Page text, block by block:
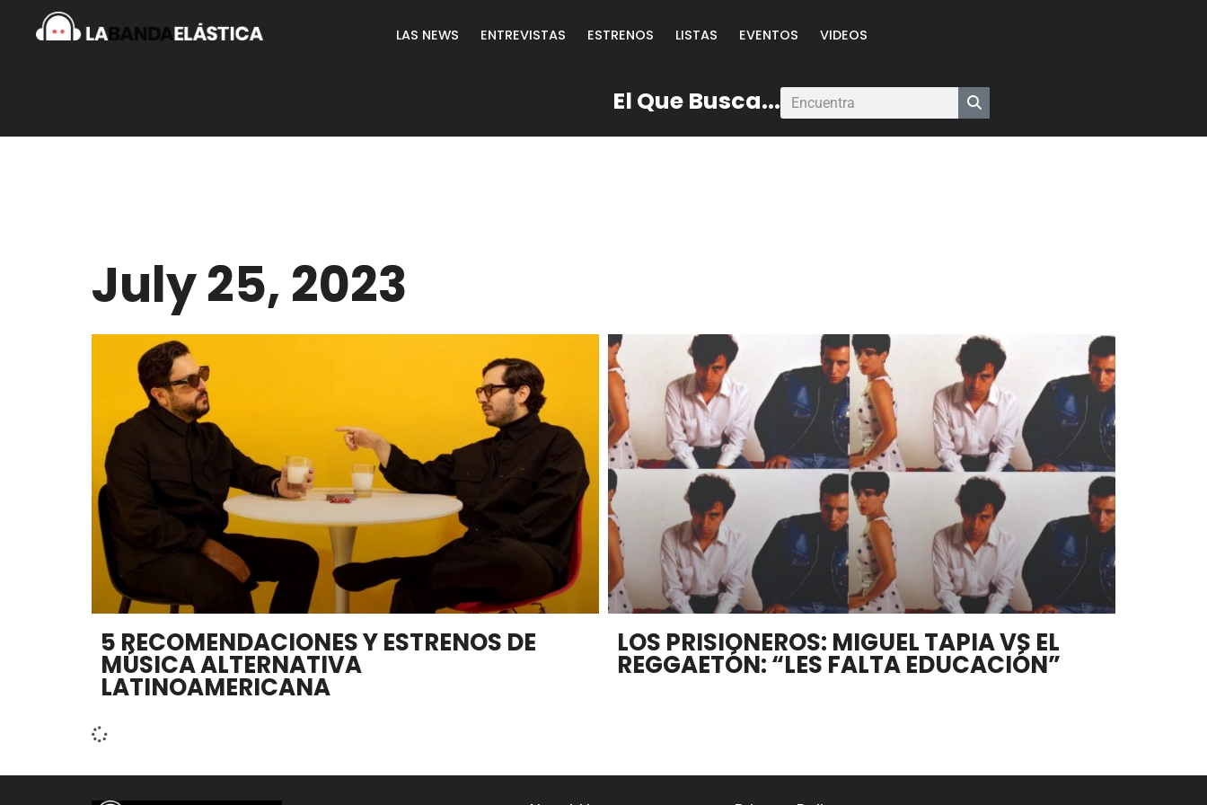
LAS NEWS ENTREVISTAS ESTRENOS LISTAS EVENTOS VIDEOS
El Que Busca...
July 25, 2023
5 RECOMENDACIONES Y ESTRENOS DE
MÚSICA ALTERNATIVA
LATINOAMERICANA
LOS PRISIONEROS: MIGUEL TAPIA VS EL
REGGAETÓN: “LES FALTA EDUCACIÓN”